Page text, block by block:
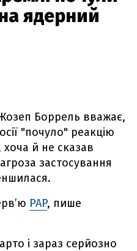
ядерний
Боррель вважає,
"почуло" реакцію
хоча й не сказав
застосування
PAP, пише
і зараз серйозно